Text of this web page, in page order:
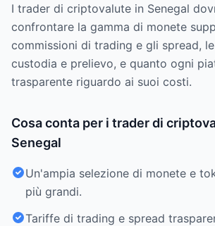
I trader di criptovalute in Senegal
confrontare la gamma di monete
commissioni di trading e gli spread,
custodia e prelievo, e quanto ogni
trasparente riguardo ai suoi costi.
Cosa conta per i trader di
Senegal
Un'ampia selezione di monete e
più grandi.
Tariffe di trading e spread